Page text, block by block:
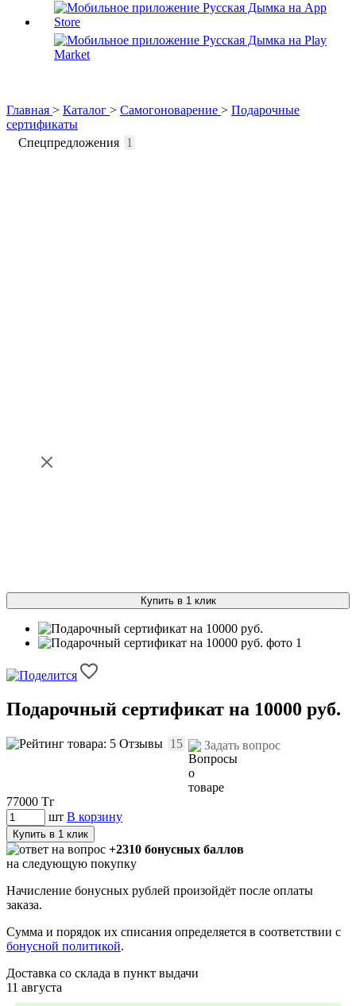
Главная > Каталог > Самогоноварение > Подарочные
сертификаты
Спецпредложения 1
Купить в 1 клик
Подарочный сертификат на 10000 руб.
Отзывы 15 Задать вопрос
77000 Тг
шт В корзину
Купить в 1 клик
+2310 бонусных баллов
на следующую покупку
Начисление бонусных рублей произойдёт после оплаты
заказа.
Сумма и порядок их списания определяется в соответствии с
бонусной политикой.
Доставка со склада в пункт выдачи
11 августа